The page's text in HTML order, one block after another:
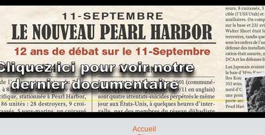
Accueil